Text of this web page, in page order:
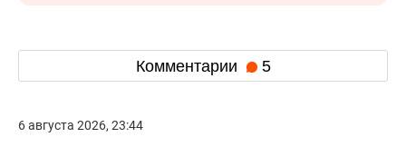
Комментарии 5
6 августа 2026, 23:44